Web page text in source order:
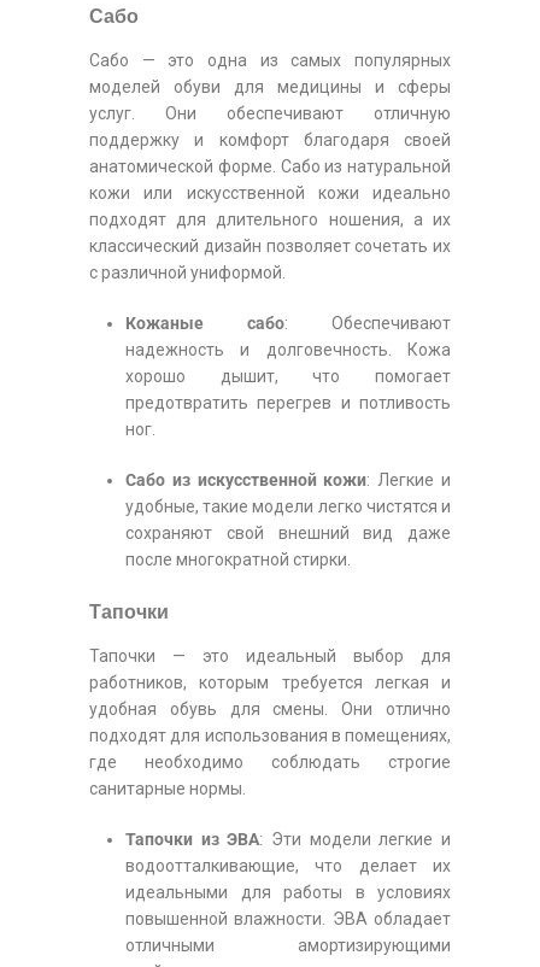
Сабо
Сабо — это одна из самых популярных
моделей обуви для медицины и сферы
услуг. Они обеспечивают отличную
поддержку и комфорт благодаря своей
анатомической форме. Сабо из натуральной
кожи или искусственной кожи идеально
подходят для длительного ношения, а их
классический дизайн позволяет сочетать их
с различной униформой.
Кожаные сабо: Обеспечивают
надежность и долговечность. Кожа
хорошо дышит, что помогает
предотвратить перегрев и потливость
ног.
Сабо из искусственной кожи: Легкие и
удобные, такие модели легко чистятся и
сохраняют свой внешний вид даже
после многократной стирки.
Тапочки
Тапочки — это идеальный выбор для
работников, которым требуется легкая и
удобная обувь для смены. Они отлично
подходят для использования в помещениях,
где необходимо соблюдать строгие
санитарные нормы.
Тапочки из ЭВА: Эти модели легкие и
водоотталкивающие, что делает их
идеальными для работы в условиях
повышенной влажности. ЭВА обладает
отличными амортизирующими